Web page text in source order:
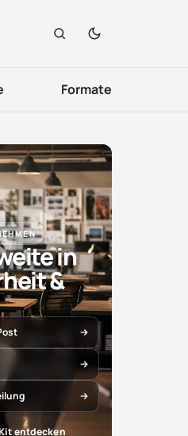
Formate
in
&
entdecken